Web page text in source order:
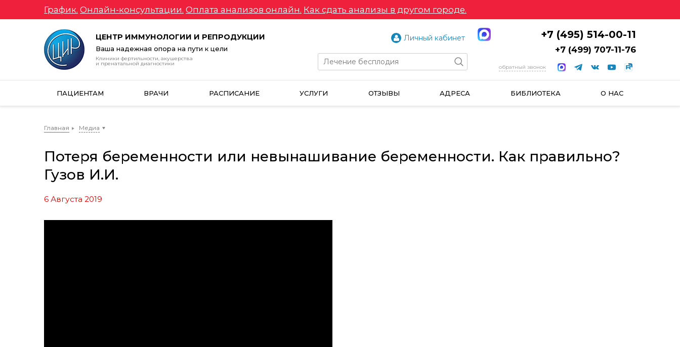
График. Онлайн-консультации. Оплата анализов онлайн. Как сдать анализы в другом городе.
ЦЕНТР ИММУНОЛОГИИ И РЕПРОДУКЦИИ
Ваша надежная опора на пути к цели
Клиники фертильности, акушерства
и пренатальной диагностики
Личный кабинет +7 (495) 514-00-11
+7 (499) 707-11-76
обратный звонок
ПАЦИЕНТАМ ВРАЧИ РАСПИСАНИЕ УСЛУГИ ОТЗЫВЫ АДРЕСА БИБЛИОТЕКА О НАС
Главная Медиа
Потеря беременности или невынашивание беременности. Как правильно?
Гузов И.И.
6 Августа 2019